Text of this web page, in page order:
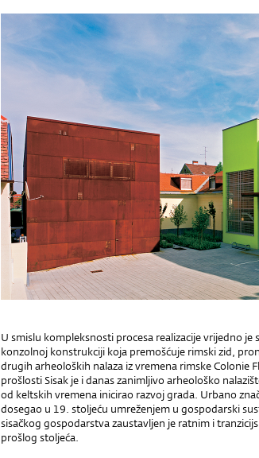
U smislu kompleksnosti procesa realizacije vrijedno
konzolnoj konstrukciji koja premošćuje rimski zid,
drugih arheoloških nalaza iz vremena rimske Colonie
prošlosti Sisak je i danas zanimljivo arheološko
od keltskih vremena inicirao razvoj grada. Urbano
dosegao u 19. stoljeću umreženjem u gospodarski
sisačkog gospodarstva zaustavljen je ratnim i
prošlog stoljeća.